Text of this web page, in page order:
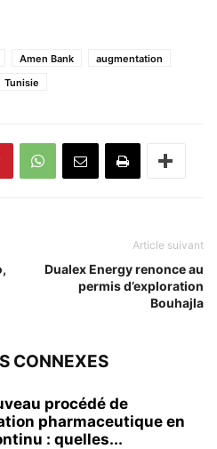
Amen Bank
augmentation
Tunisie
Article suivant
Dualex Energy renonce au
permis d’exploration
Bouhajla
CONNEXES
procédé de
pharmaceutique en
: quelles...